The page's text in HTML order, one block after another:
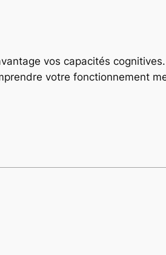
vos capacités cognitives.
votre fonctionnement